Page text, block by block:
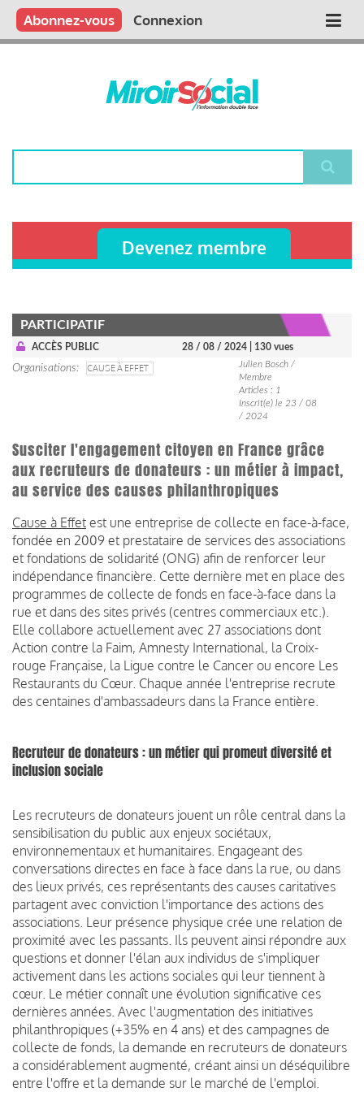
Aller
contenu
Main
Qui sommes nous ?
Vous publiez
Nous publions
Contactez-nous
Abonnez-vous Connexion
Devenez membre
PARTICIPATIF
ACCÈS PUBLIC 28 / 08 / 2024 | 130 vues
Organisations CAUSE À EFFET
Julien Bosch /
Membre
Articles : 1
Inscrit(e) le 23 / 08
/ 2024
Susciter l'engagement citoyen en France grâce
aux recruteurs de donateurs : un métier à impact,
au service des causes philanthropiques
Cause à Effet est une entreprise de collecte en face-à-face,
fondée en 2009 et prestataire de services des associations
et fondations de solidarité (ONG) afin de renforcer leur
indépendance financière. Cette dernière met en place des
programmes de collecte de fonds en face-à-face dans la
rue et dans des sites privés (centres commerciaux etc.).
Elle collabore actuellement avec 27 associations dont
Action contre la Faim, Amnesty International, la Croix-
rouge Française, la Ligue contre le Cancer ou encore Les
Restaurants du Cœur. Chaque année l'entreprise recrute
des centaines d'ambassadeurs dans la France entière.
Recruteur de donateurs : un métier qui promeut diversité et
inclusion sociale
Les recruteurs de donateurs jouent un rôle central dans la
sensibilisation du public aux enjeux sociétaux,
environnementaux et humanitaires. Engageant des
conversations directes en face à face dans la rue, ou dans
des lieux privés, ces représentants des causes caritatives
partagent avec conviction l'importance des actions des
associations. Leur présence physique crée une relation de
proximité avec les passants. Ils peuvent ainsi répondre aux
questions et donner l'élan aux individus de s'impliquer
activement dans les actions sociales qui leur tiennent à
cœur. Le métier connaît une évolution significative ces
dernières années. Avec l'augmentation des initiatives
philanthropiques (+35% en 4 ans) et des campagnes de
collecte de fonds, la demande en recruteurs de donateurs
a considérablement augmenté, créant ainsi un déséquilibre
entre l'offre et la demande sur le marché de l'emploi.